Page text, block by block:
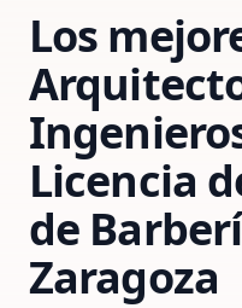
Los
Licencia
de
Zaragoza